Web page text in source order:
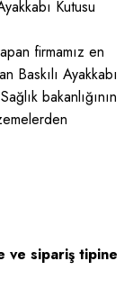
Kutusu
firmamız en
Baskılı Ayakkabı
bakanlığının
ve sipariş tipine